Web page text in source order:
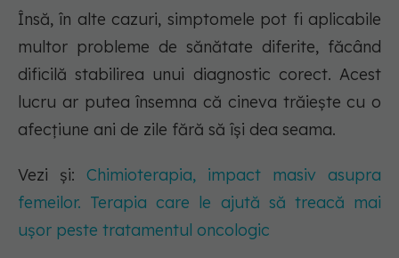
Însă, în alte cazuri, simptomele pot fi aplicabile
multor probleme de sănătate diferite, făcând
dificilă stabilirea unui diagnostic corect. Acest
lucru ar putea însemna că cineva trăiește cu o
afecțiune ani de zile fără să își dea seama.
Vezi și: Chimioterapia, impact masiv asupra
femeilor. Terapia care le ajută să treacă mai
ușor peste tratamentul oncologic